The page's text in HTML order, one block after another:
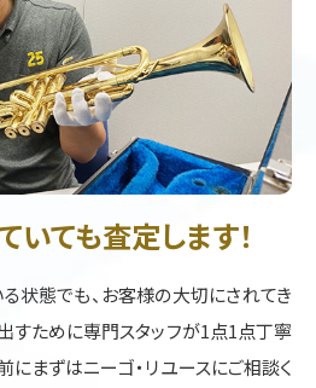
いても査定します！
状態でも、お客様の大切にされてき
すために専門スタッフが1点1点丁寧
にまずはニーゴ・リユースにご相談く